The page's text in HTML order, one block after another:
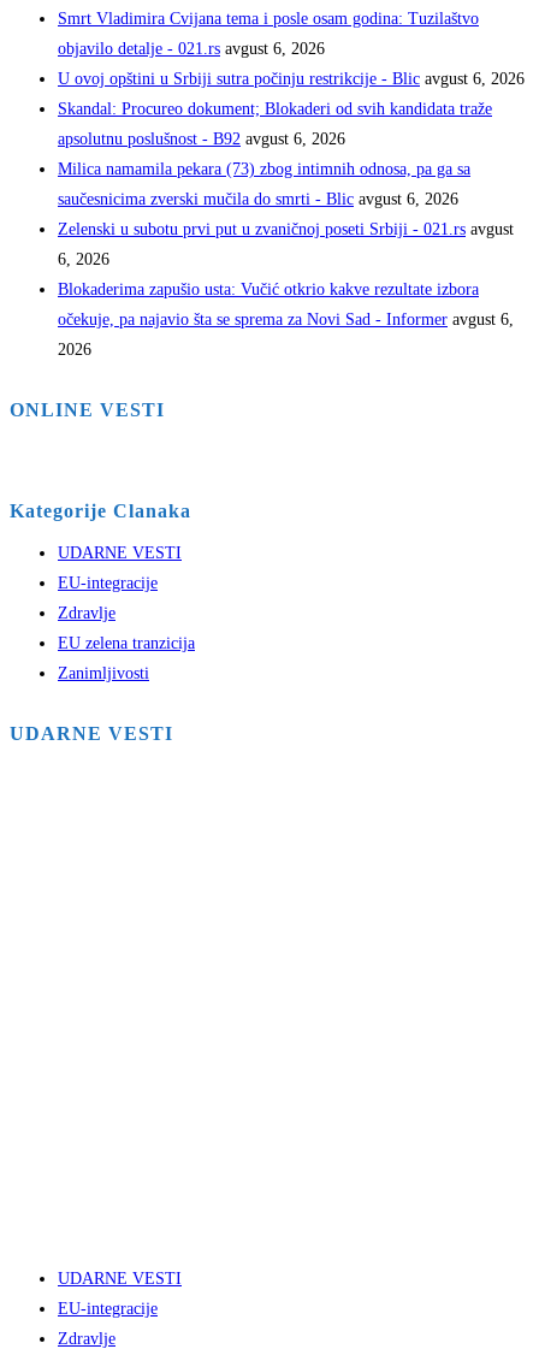
Smrt Vladimira Cvijana tema i posle osam godina: Tuzilaštvo
objavilo detalje - 021.rs avgust 6, 2026
U ovoj opštini u Srbiji sutra počinju restrikcije - Blic avgust 6, 2026
Skandal: Procureo dokument; Blokaderi od svih kandidata traže
apsolutnu poslušnost - B92 avgust 6, 2026
Milica namamila pekara (73) zbog intimnih odnosa, pa ga sa
saučesnicima zverski mučila do smrti - Blic avgust 6, 2026
Zelenski u subotu prvi put u zvaničnoj poseti Srbiji - 021.rs avgust
6, 2026
Blokaderima zapušio usta: Vučić otkrio kakve rezultate izbora
očekuje, pa najavio šta se sprema za Novi Sad - Informer avgust 6,
2026
ONLINE VESTI
Kategorije Clanaka
UDARNE VESTI
EU-integracije
Zdravlje
EU zelena tranzicija
Zanimljivosti
UDARNE VESTI
UDARNE VESTI
EU-integracije
Zdravlje